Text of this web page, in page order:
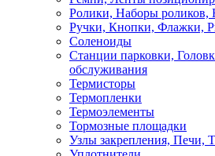
Ролики, Наборы роликов,
Ручки, Кнопки, Флажки,
Соленоиды
Станции парковки,
обслуживания
Термисторы
Термопленки
Термоэлементы
Тормозные площадки
Узлы закрепления, Печи,